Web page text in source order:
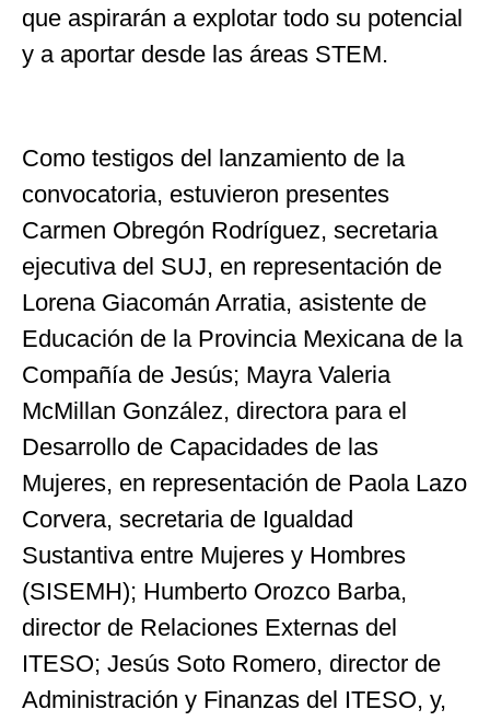
que aspirarán a explotar todo su potencial
y a aportar desde las áreas STEM.
Como testigos del lanzamiento de la
convocatoria, estuvieron presentes
Carmen Obregón Rodríguez, secretaria
ejecutiva del SUJ, en representación de
Lorena Giacomán Arratia, asistente de
Educación de la Provincia Mexicana de la
Compañía de Jesús; Mayra Valeria
McMillan González, directora para el
Desarrollo de Capacidades de las
Mujeres, en representación de Paola Lazo
Corvera, secretaria de Igualdad
Sustantiva entre Mujeres y Hombres
(SISEMH); Humberto Orozco Barba,
director de Relaciones Externas del
ITESO; Jesús Soto Romero, director de
Administración y Finanzas del ITESO, y,